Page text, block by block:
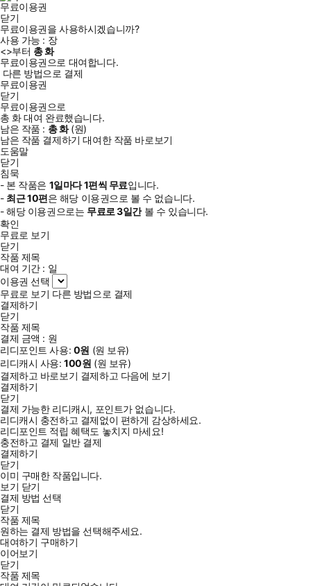
무료이용권
닫기
무료이용권을 사용하시겠습니까?
사용 가능 : 장
<>부터 총화
무료이용권으로 대여합니다.
다른 방법으로 결제
무료이용권
닫기
무료이용권으로
총 화대여 완료했습니다.
남은 작품 : 총화(원)
남은 작품 결제하기 대여한 작품 바로보기
도움말
닫기
침묵
- 본 작품은 1일마다1편씩 무료입니다.
- 최근10편은 해당 이용권으로 볼 수 없습니다.
- 해당 이용권으로는 무료로3일간볼 수 있습니다.
확인
무료로 보기
닫기
작품 제목
대여 기간 : 일
이용권 선택
무료로 보기 다른 방법으로 결제
결제하기
닫기
작품 제목
결제 금액 : 원
리디포인트 사용: 0원 (원 보유)
리디캐시 사용:100원 (원 보유)
결제하고 바로보기 결제하고 다음에 보기
결제하기
닫기
결제 가능한 리디캐시, 포인트가 없습니다.
리디캐시 충전하고 결제없이 편하게 감상하세요.
리디포인트 적립 혜택도 놓치지 마세요!
충전하고 결제 일반 결제
결제하기
닫기
이미 구매한 작품입니다.
보기 닫기
결제 방법 선택
닫기
작품 제목
원하는 결제 방법을 선택해주세요.
대여하기 구매하기
이어보기
닫기
작품 제목